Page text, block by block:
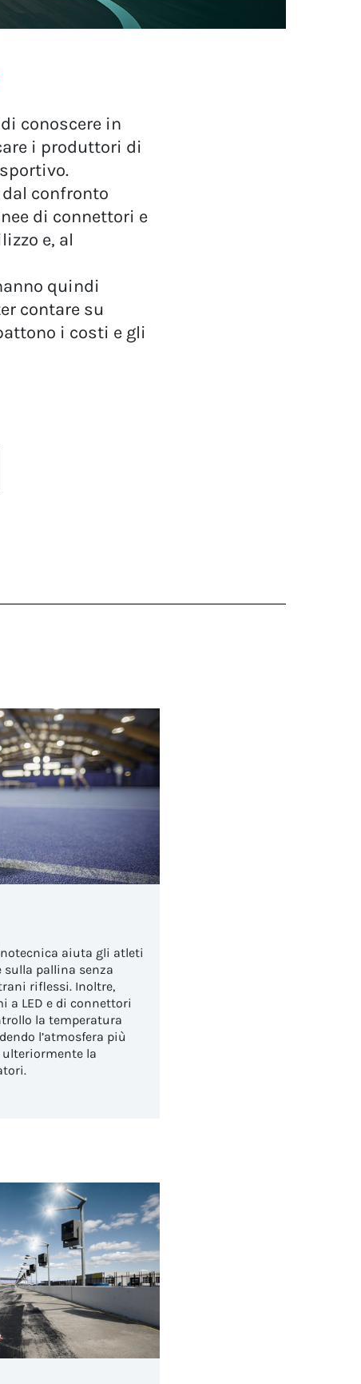
conoscere in
i produttori di
confronto
di connettori e
e, al
quindi
contare su
i costi e gli
aiuta gli atleti
sulla pallina senza
riflessi. Inoltre,
a LED e di connettori
la temperatura
l’atmosfera più
ulteriormente la